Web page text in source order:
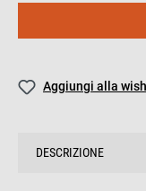
Aggiungi alla
DESCRIZIONE